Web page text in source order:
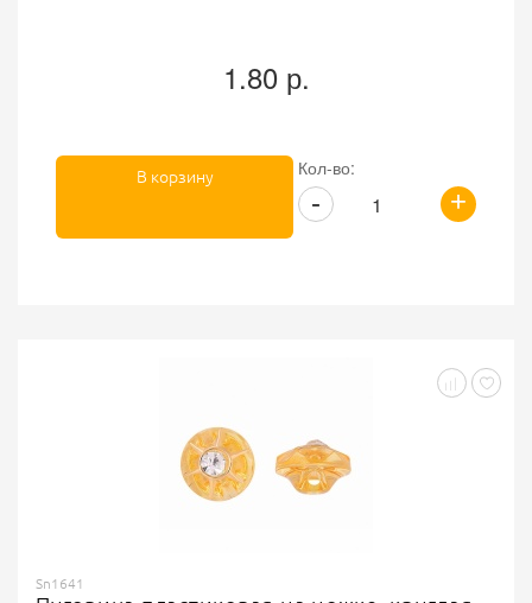
1.80 р.
Кол-во:
+
-
В корзину
Sn1641